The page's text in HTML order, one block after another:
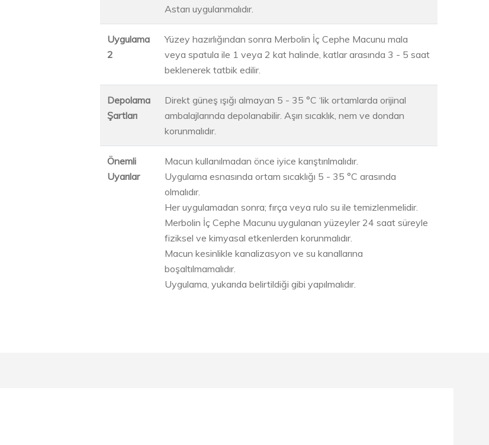
Astarı uygulanmalıdır.
Uygulama
2
Yüzey hazırlığından sonra Merbolin İç Cephe Macunu mala
veya spatula ile 1 veya 2 kat halinde, katlar arasında 3 - 5 saat
beklenerek tatbik edilir.
Depolama
Şartları
Direkt güneş ışığı almayan 5 - 35 °C ‘lik ortamlarda orijinal
ambalajlarında depolanabilir. Aşırı sıcaklık, nem ve dondan
korunmalıdır.
Önemli
Uyarılar
Macun kullanılmadan önce iyice karıştırılmalıdır.
Uygulama esnasında ortam sıcaklığı 5 - 35 °C arasında
olmalıdır.
Her uygulamadan sonra; fırça veya rulo su ile temizlenmelidir.
Merbolin İç Cephe Macunu uygulanan yüzeyler 24 saat süreyle
fiziksel ve kimyasal etkenlerden korunmalıdır.
Macun kesinlikle kanalizasyon ve su kanallarına
boşaltılmamalıdır.
Uygulama, yukarıda belirtildiği gibi yapılmalıdır.